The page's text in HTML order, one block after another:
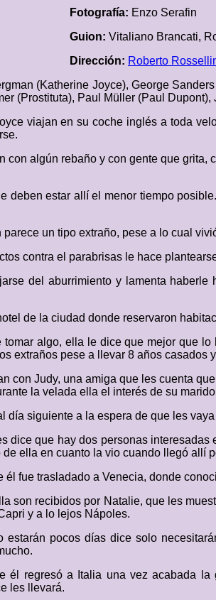
Fotografía: Enzo Serafin
Guion: Vitaliano Brancati,
Dirección: Roberto
(Katherine Joyce), George
(Prostituta), Paul Müller (Paul Dupont),
viajan en su coche inglés a toda
con algún rebaño y con gente que
deben estar allí el menor tiempo
un tipo extraño, pese a lo cual
contra el parabrisas le hace
del aburrimiento y lamenta
de la ciudad donde reservaron
algo, ella le dice que mejor que
extraños pese a llevar 8 años
con Judy, una amiga que les cuenta
la velada ella el interés de su
día siguiente a la espera de que les
dice que hay dos personas
ella en cuanto la vio cuando llegó allí
él fue trasladado a Venecia, donde
son recibidos por Natalie, que les
y a lo lejos Nápoles.
estarán pocos días dice solo
él regresó a Italia una vez acabada
les llevará.